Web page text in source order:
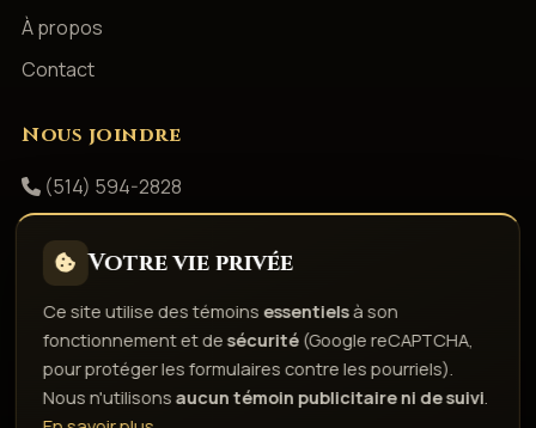
À propos
Contact
Nous joindre
(514) 594-2828
Facebook
Politique de confidentialité Conditions d'utilisation
Droits d'auteur & responsabilitéPolitique de témoins
Votre vie privée
Ce site utilise des témoinsessentielsà son
fonctionnement et desécurité (Google reCAPTCHA,
pour protéger les formulaires contre les pourriels).
Nous n'utilisonsaucun témoin publicitaire ni de suivi.